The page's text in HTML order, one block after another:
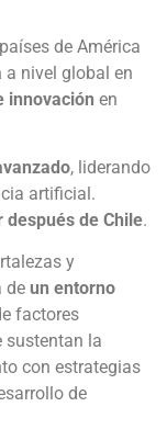
de América
a nivel global en
innovación en
, liderando
artificial.
de Chile.
y
de un entorno
factores
sustentan la
con estrategias
de